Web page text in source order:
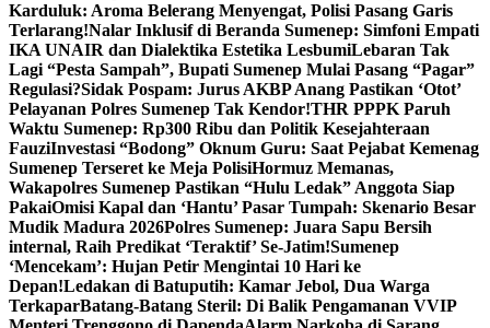
Karduluk: Aroma Belerang Menyengat, Polisi Pasang Garis
Terlarang!Nalar Inklusif di Beranda Sumenep: Simfoni Empati
IKA UNAIR dan Dialektika Estetika LesbumiLebaran Tak
Lagi “Pesta Sampah”, Bupati Sumenep Mulai Pasang “Pagar”
Regulasi?Sidak Pospam: Jurus AKBP Anang Pastikan ‘Otot’
Pelayanan Polres Sumenep Tak Kendor!THR PPPK Paruh
Waktu Sumenep: Rp300 Ribu dan Politik Kesejahteraan
FauziInvestasi “Bodong” Oknum Guru: Saat Pejabat Kemenag
Sumenep Terseret ke Meja PolisiHormuz Memanas,
Wakapolres Sumenep Pastikan “Hulu Ledak” Anggota Siap
PakaiOmisi Kapal dan ‘Hantu’ Pasar Tumpah: Skenario Besar
Mudik Madura 2026Polres Sumenep: Juara Sapu Bersih
internal, Raih Predikat ‘Teraktif’ Se-Jatim!Sumenep
‘Mencekam’: Hujan Petir Mengintai 10 Hari ke
Depan!Ledakan di Batuputih: Kamar Jebol, Dua Warga
TerkaparBatang-Batang Steril: Di Balik Pengamanan VVIP